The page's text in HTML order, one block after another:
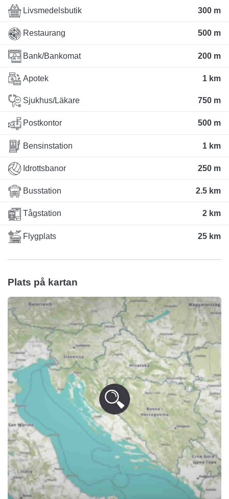
Livsmedelsbutik 300 m
Restaurang 500 m
Bank/Bankomat 200 m
Apotek 1 km
Sjukhus/Läkare 750 m
Postkontor 500 m
Bensinstation 1 km
Idrottsbanor 250 m
Busstation 2.5 km
Tågstation 2 km
Flygplats 25 km
Plats på kartan